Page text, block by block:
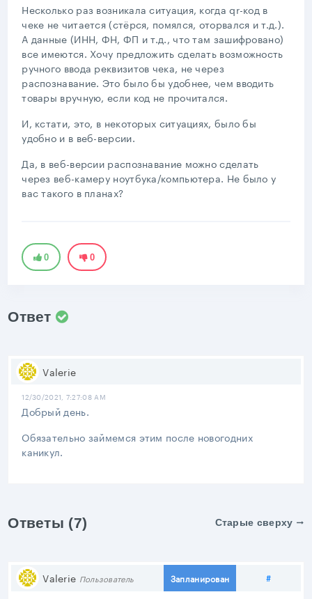
Несколько раз возникала ситуация, когда qr-код в
чеке не читается (стёрся, помялся, оторвался и т.д.).
А данные (ИНН, ФН, ФП и т.д., что там зашифровано)
все имеются. Хочу предложить сделать возможность
ручного ввода реквизитов чека, не через
распознавание. Это было бы удобнее, чем вводить
товары вручную, если код не прочитался.
И, кстати, это, в некоторых ситуациях, было бы
удобно и в веб-версии.
Да, в веб-версии распознавание можно сделать
через веб-камеру ноутбука/компьютера. Не было у
вас такого в планах?
0 0
Ответ
Valerie
12/30/2021, 7:27:08 AM
Добрый день.
Обязательно займемся этим после новогодних
каникул.
Ответы (7) Старые сверху
Valerie Пользователь Запланирован #